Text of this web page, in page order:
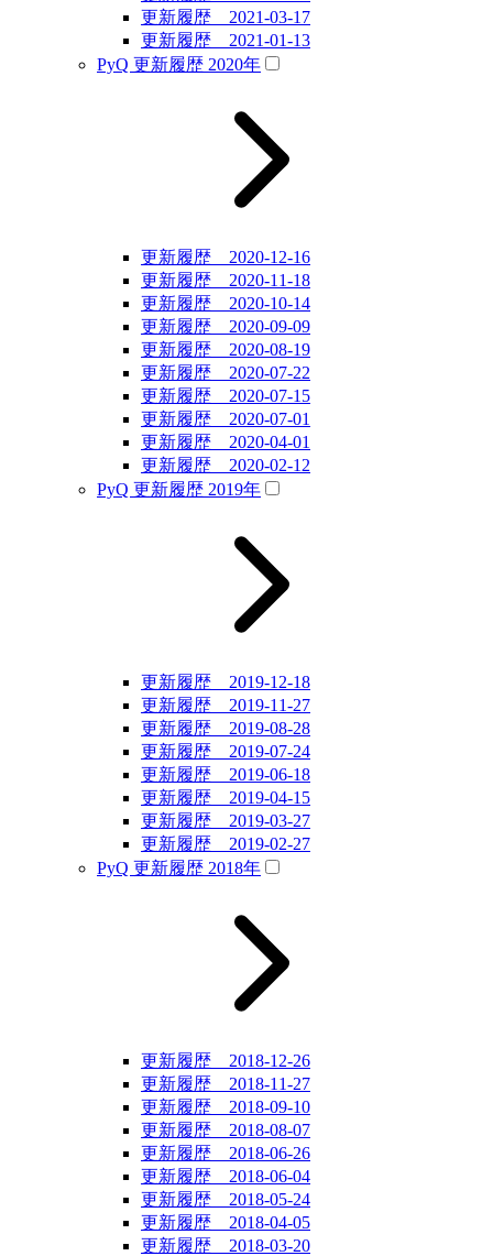
更新履歴 2021-03-17
更新履歴 2021-01-13
PyQ 更新履歴 2020年
更新履歴 2020-12-16
更新履歴 2020-11-18
更新履歴 2020-10-14
更新履歴 2020-09-09
更新履歴 2020-08-19
更新履歴 2020-07-22
更新履歴 2020-07-15
更新履歴 2020-07-01
更新履歴 2020-04-01
更新履歴 2020-02-12
PyQ 更新履歴 2019年
更新履歴 2019-12-18
更新履歴 2019-11-27
更新履歴 2019-08-28
更新履歴 2019-07-24
更新履歴 2019-06-18
更新履歴 2019-04-15
更新履歴 2019-03-27
更新履歴 2019-02-27
PyQ 更新履歴 2018年
更新履歴 2018-12-26
更新履歴 2018-11-27
更新履歴 2018-09-10
更新履歴 2018-08-07
更新履歴 2018-06-26
更新履歴 2018-06-04
更新履歴 2018-05-24
更新履歴 2018-04-05
更新履歴 2018-03-20